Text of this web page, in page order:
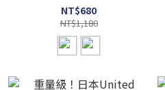
】- UA7098
NT$680
NT$1,180